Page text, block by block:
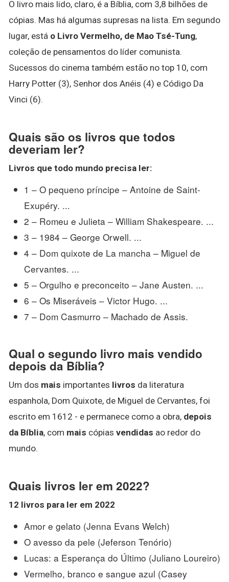
O livro mais lido, claro, é a Bíblia, com 3,8 bilhões de
cópias. Mas há algumas supresas na lista. Em segundo
lugar, está o Livro Vermelho, de Mao Tsé-Tung,
coleção de pensamentos do líder comunista.
Sucessos do cinema também estão no top 10, com
Harry Potter (3), Senhor dos Anéis (4) e Código Da
Vinci (6).
Quais são os livros que todos
deveriam ler?
Livros que todo mundo precisa ler:
1 – O pequeno príncipe – Antoine de Saint-
Exupéry. ...
2 – Romeu e Julieta – William Shakespeare. ...
3 – 1984 – George Orwell. ...
4 – Dom quixote de La mancha – Miguel de
Cervantes. ...
5 – Orgulho e preconceito – Jane Austen. ...
6 – Os Miseráveis – Victor Hugo. ...
7 – Dom Casmurro – Machado de Assis.
Qual o segundo livro mais vendido
depois da Bíblia?
Um dos mais importantes livros da literatura
espanhola, Dom Quixote, de Miguel de Cervantes, foi
escrito em 1612 - e permanece como a obra, depois
da Bíblia, com mais cópias vendidas ao redor do
mundo.
Quais livros ler em 2022?
12 livros para ler em 2022
Amor e gelato (Jenna Evans Welch)
O avesso da pele (Jeferson Tenório)
Lucas: a Esperança do Último (Juliano Loureiro)
Vermelho, branco e sangue azul (Casey